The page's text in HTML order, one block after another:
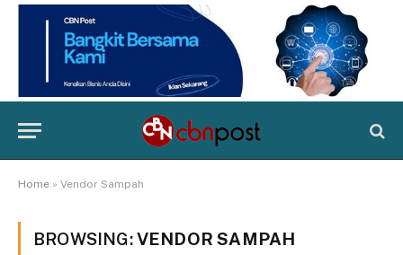
Home » Vendor Sampah
BROWSING:VENDOR SAMPAH